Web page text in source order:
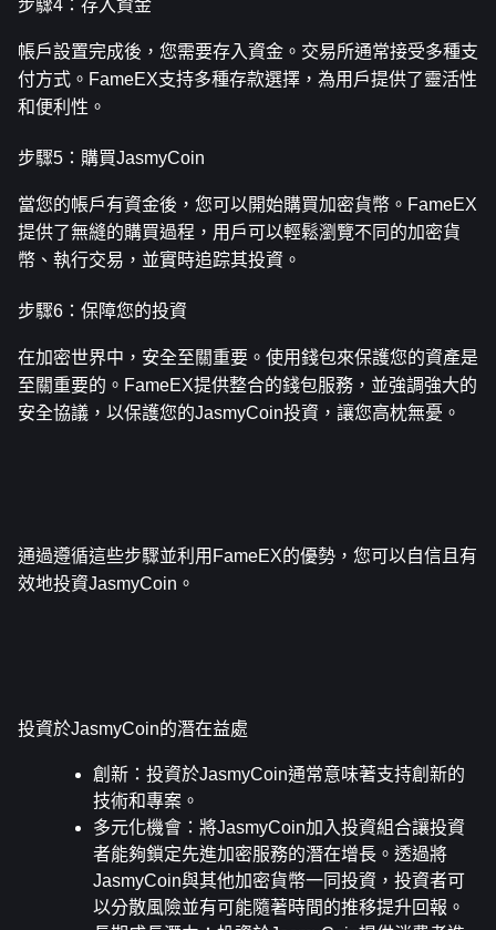
步驟4：存入資金
帳戶設置完成後，您需要存入資金。交易所通常接受多種支
付方式。FameEX支持多種存款選擇，為用戶提供了靈活性
和便利性。
步驟5：購買JasmyCoin
當您的帳戶有資金後，您可以開始購買加密貨幣。FameEX
提供了無縫的購買過程，用戶可以輕鬆瀏覽不同的加密貨
幣、執行交易，並實時追踪其投資。
步驟6：保障您的投資
在加密世界中，安全至關重要。使用錢包來保護您的資產是
至關重要的。FameEX提供整合的錢包服務，並強調強大的
安全協議，以保護您的JasmyCoin投資，讓您高枕無憂。
通過遵循這些步驟並利用FameEX的優勢，您可以自信且有
效地投資JasmyCoin。
投資於JasmyCoin的潛在益處
創新 ：投資於JasmyCoin通常意味著支持創新的
技術和專案。
多元化機會 ：將JasmyCoin加入投資組合讓投資
者能夠鎖定先進加密服務的潛在增長。透過將
JasmyCoin與其他加密貨幣一同投資，投資者可
以分散風險並有可能隨著時間的推移提升回報。